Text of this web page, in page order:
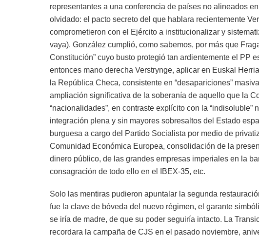
representantes a una conferencia de países no alineados
olvidado: el pacto secreto del que hablara recientemente
comprometieron con el Ejército a institucionalizar y
vaya). González cumplió, como sabemos, por más que
Constitución” cuyo busto protegió tan ardientemente el PP
entonces mano derecha Verstrynge, aplicar en Euskal
la República Checa, consistente en “desapariciones”
ampliación significativa de la soberanía de aquello que la
“nacionalidades”, en contraste explícito con la
integración plena y sin mayores sobresaltos del Estado
burguesa a cargo del Partido Socialista por medio de
Comunidad Económica Europea, consolidación de la
dinero público, de las grandes empresas imperiales en la
consagración de todo ello en el IBEX-35, etc.
Solo las mentiras pudieron apuntalar la segunda
fue la clave de bóveda del nuevo régimen, el garante
se iría de madre, de que su poder seguiría intacto. La
recordara la campaña de CJS en el pasado noviembre,